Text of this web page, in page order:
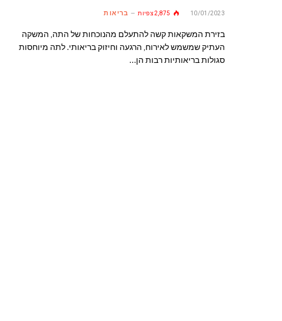
10/01/2023
2,875 צפיות בריאות
בזירת המשקאות קשה להתעלם מהנוכחות של התה, המשקה
העתיק שמשמש לאירוח, הרגעה וחיזוק בריאותי. לתה מיוחסות
סגולות בריאותיות רבות הן…